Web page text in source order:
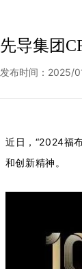
先导集团
发布时间：2025/
近日，“2024福
和创新精神。